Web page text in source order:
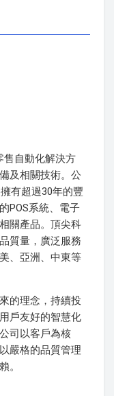
售自動化解決方
及相關技術。公
有超過30年的豐
POS系統、電子
關產品。頂尖科
質量，廣泛服務
、亞洲、中東等
的理念，持續投
戶友好的智慧化
司以客戶為核
嚴格的品質管理
。